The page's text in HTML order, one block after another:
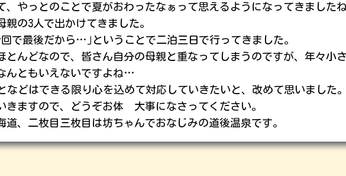
、やっとのことで夏がおわったなぁって思えるようになってきました
の3人で出かけてきました。
で最後だから…｣ということで二泊三日で行ってきました。
とんどなので、皆さん自分の母親と重なってしまうのですが、年々小
んともいえないですよね…
どはできる限り心を込めて対応していきたいと、改めて思いました
きますので、どうぞお体 大事になさってください。
、二枚目三枚目は坊ちゃんでおなじみの道後温泉です。